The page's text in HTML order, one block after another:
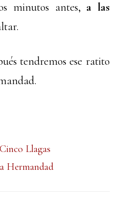
minutos antes, a las
tendremos ese ratito
Cinco Llagas
Hermandad